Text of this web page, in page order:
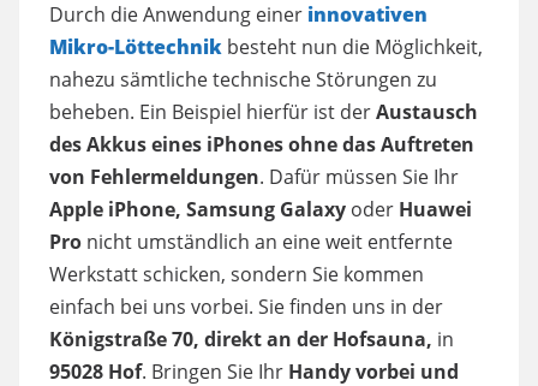
Durch die Anwendung einer innovativen
Mikro-Löttechnik besteht nun die Möglichkeit,
nahezu sämtliche technische Störungen zu
beheben. Ein Beispiel hierfür ist derAustausch
des Akkus eines iPhones ohne das Auftreten
von Fehlermeldungen. Dafür müssen Sie Ihr
Apple iPhone, Samsung Galaxy oder Huawei
Pro nicht umständlich an eine weit entfernte
Werkstatt schicken, sondern Sie kommen
einfach bei uns vorbei. Sie finden uns in der
Königstraße 70, direkt an der Hofsauna, in
95028 Hof. Bringen Sie Ihr Handy vorbei und